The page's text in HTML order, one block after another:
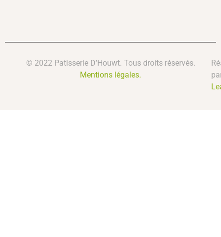
© 2022 Patisserie D’Houwt. Tous droits réservés.
Mentions légales.